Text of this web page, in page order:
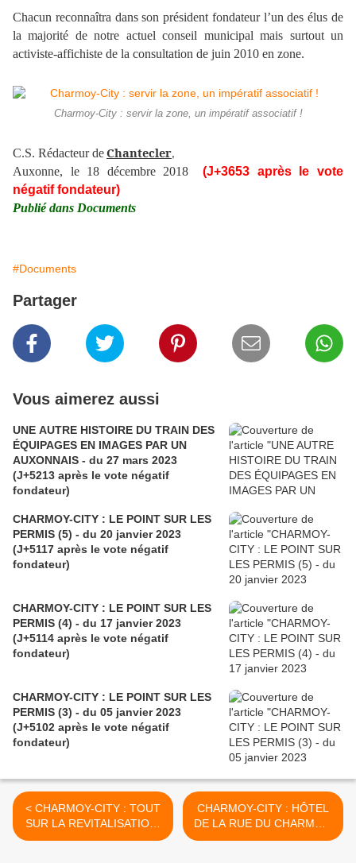
Chacun reconnaîtra dans son président fondateur l’un des élus de
la majorité de notre actuel conseil municipal mais surtout un
activiste-affichiste de la consultation de juin 2010 en zone.
Charmoy-City : servir la zone, un impératif associatif !
C.S. Rédacteur deChantecler,
Auxonne, le 18 décembre 2018
(J+3653 après le vote
négatif fondateur)
Publié dans Documents
#Documents
Partager
Vous aimerez aussi
UNE AUTRE HISTOIRE DU TRAIN DES
ÉQUIPAGES EN IMAGES PAR UN
AUXONNAIS - du 27 mars 2023
(J+5213 après le vote négatif
fondateur)
CHARMOY-CITY : LE POINT SUR LES
PERMIS (5) - du 20 janvier 2023
(J+5117 après le vote négatif
fondateur)
CHARMOY-CITY : LE POINT SUR LES
PERMIS (4) - du 17 janvier 2023
(J+5114 après le vote négatif
fondateur)
CHARMOY-CITY : LE POINT SUR LES
PERMIS (3) - du 05 janvier 2023
(J+5102 après le vote négatif
fondateur)
< CHARMOY-CITY : TOUT
SUR LA REVITALISATION,
MAIS RIEN SUR LE
CHARMOY-CITY : HÔTEL
DE LA RUE DU CHARMOY.
ON SOLDE !!! (3) - du 20